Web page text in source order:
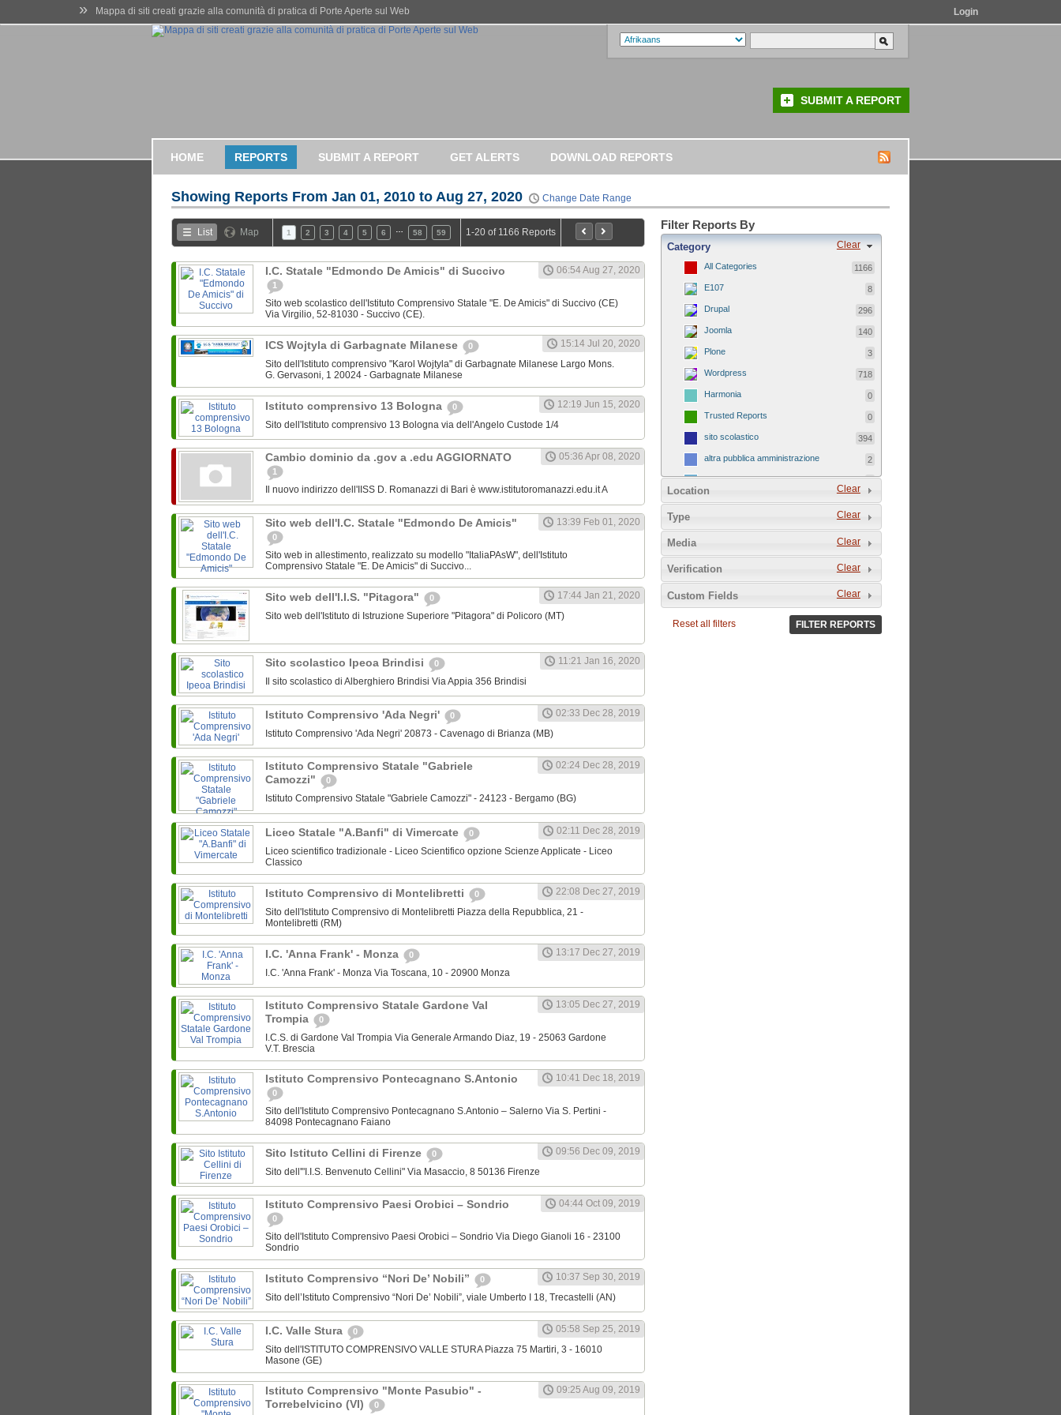
» Mappa di siti creati grazie alla comunità di pratica di Porte Aperte sul Web Login
SUBMIT A REPORT
HOME REPORTS SUBMIT A REPORT GET ALERTS DOWNLOAD REPORTS
Showing Reports From Jan 01, 2010 to Aug 27, 2020 Change Date Range
List Map 1 2 3 4 5 6 58 59 1-20 of 1166 Reports
I.C. Statale "Edmondo De Amicis" di Succivo
1
06:54 Aug 27, 2020
Sito web scolastico dell'Istituto Comprensivo Statale "E. De Amicis" di Succivo (CE)
Via Virgilio, 52-81030 - Succivo (CE).
ICS Wojtyla di Garbagnate Milanese 0
15:14 Jul 20, 2020
Sito dell'Istituto comprensivo "Karol Wojtyla" di Garbagnate Milanese Largo Mons.
G. Gervasoni, 1 20024 - Garbagnate Milanese
Istituto comprensivo 13 Bologna 0
12:19 Jun 15, 2020
Sito dell'Istituto comprensivo 13 Bologna via dell'Angelo Custode 1/4
Cambio dominio da .gov a .edu AGGIORNATO
1
05:36 Apr 08, 2020
Il nuovo indirizzo dell'IISS D. Romanazzi di Bari è www.istitutoromanazzi.edu.it A
Sito web dell'I.C. Statale "Edmondo De Amicis"
0
13:39 Feb 01, 2020
Sito web in allestimento, realizzato su modello "ItaliaPAsW", dell'Istituto
Comprensivo Statale "E. De Amicis" di Succivo...
Sito web dell'I.I.S. "Pitagora" 0
17:44 Jan 21, 2020
Sito web dell'Istituto di Istruzione Superiore "Pitagora" di Policoro (MT)
Sito scolastico Ipeoa Brindisi 0
11:21 Jan 16, 2020
Il sito scolastico di Alberghiero Brindisi Via Appia 356 Brindisi
Istituto Comprensivo 'Ada Negri' 0
02:33 Dec 28, 2019
Istituto Comprensivo 'Ada Negri' 20873 - Cavenago di Brianza (MB)
Istituto Comprensivo Statale "Gabriele
Camozzi"
0
02:24 Dec 28, 2019
Istituto Comprensivo Statale "Gabriele Camozzi" - 24123 - Bergamo (BG)
Liceo Statale "A.Banfi" di Vimercate 0
02:11 Dec 28, 2019
Liceo scientifico tradizionale - Liceo Scientifico opzione Scienze Applicate - Liceo
Classico
Istituto Comprensivo di Montelibretti 0
22:08 Dec 27, 2019
Sito dell'Istituto Comprensivo di Montelibretti Piazza della Repubblica, 21 -
Montelibretti (RM)
I.C. 'Anna Frank' - Monza 0
13:17 Dec 27, 2019
I.C. 'Anna Frank' - Monza Via Toscana, 10 - 20900 Monza
Istituto Comprensivo Statale Gardone Val
Trompia
0
13:05 Dec 27, 2019
I.C.S. di Gardone Val Trompia Via Generale Armando Diaz, 19 - 25063 Gardone
V.T. Brescia
Istituto Comprensivo Pontecagnano S.Antonio
0
10:41 Dec 18, 2019
Sito dell'Istituto Comprensivo Pontecagnano S.Antonio – Salerno Via S. Pertini -
84098 Pontecagnano Faiano
Sito Istituto Cellini di Firenze 0
09:56 Dec 09, 2019
Sito dell'"I.I.S. Benvenuto Cellini" Via Masaccio, 8 50136 Firenze
Istituto Comprensivo Paesi Orobici – Sondrio
0
04:44 Oct 09, 2019
Sito dell'Istituto Comprensivo Paesi Orobici – Sondrio Via Diego Gianoli 16 - 23100
Sondrio
Istituto Comprensivo “Nori De’ Nobili” 0
10:37 Sep 30, 2019
Sito dell’Istituto Comprensivo “Nori De’ Nobili”, viale Umberto I 18, Trecastelli (AN)
I.C. Valle Stura 0
05:58 Sep 25, 2019
Sito dell'ISTITUTO COMPRENSIVO VALLE STURA Piazza 75 Martiri, 3 - 16010
Masone (GE)
Istituto Comprensivo "Monte Pasubio" -
Torrebelvicino (VI)
0
09:25 Aug 09, 2019
Filter Reports By
Clear
Category
All Categories 1166
E107 8
Drupal 296
Joomla 140
Plone 3
Wordpress 718
Harmonia 0
Trusted Reports 0
sito scolastico 394
altra pubblica amministrazione 2
sito tematico 8
Clear
Location
Clear
Type
Clear
Media
Clear
Verification
Clear
Custom Fields
Reset all filters FILTER REPORTS